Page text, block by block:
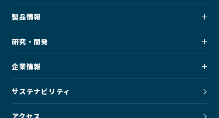
製品情報
研究・開発
企業情報
サステナビリティ
アクセス